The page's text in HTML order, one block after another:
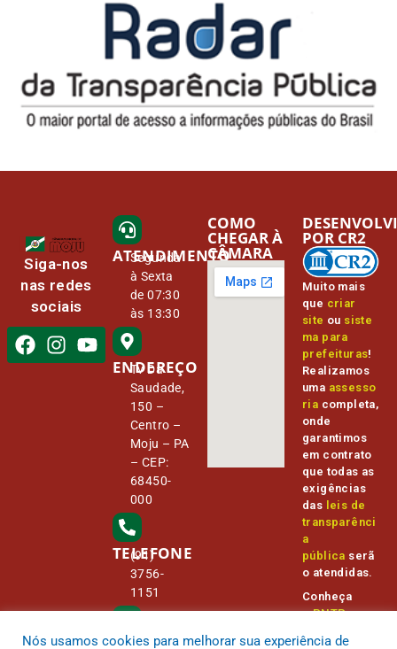
Siga-nos
nas redes
sociais
ATENDIMENTO
Segunda
à Sexta
de 07:30
às 13:30
ENDEREÇO
Tv Da
Saudade,
150 –
Centro –
Moju – PA
– CEP:
68450-
000
TELEFONE
(91)
3756-
1151
COMO
CHEGAR À
CÂMARA
Muito mais
que criar
site ou siste
ma para
prefeituras!
Realizamos
uma assesso
ria completa,
onde
garantimos
em contrato
que todas as
exigências
das leis de
transparênci
a
pública serã
o atendidas.
Conheça
oPNTPe
POR CR2
Nós usamos cookies para melhorar sua experiência de